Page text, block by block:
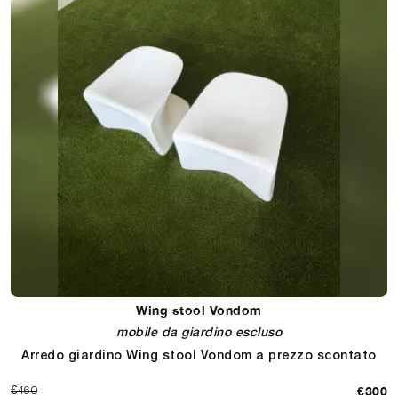
Wing stool Vondom
mobile da giardino escluso
Arredo giardino Wing stool Vondom a prezzo scontato
€460 €300